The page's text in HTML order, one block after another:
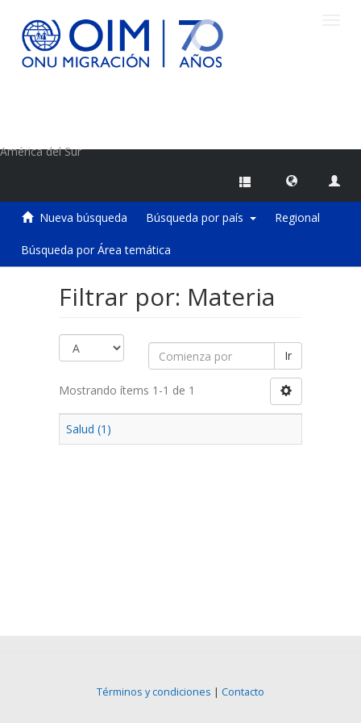
América del Sur
Nueva búsqueda Búsqueda por país Regional
Búsqueda por Área temática
Filtrar por: Materia
Ir
Mostrando ítems 1-1 de 1
Salud (1)
Términos y condiciones | Contacto